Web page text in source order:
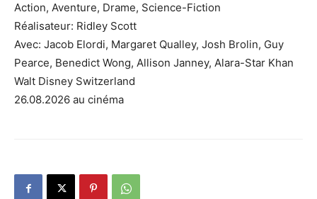
Action, Aventure, Drame, Science-Fiction
Réalisateur: Ridley Scott
Avec: Jacob Elordi, Margaret Qualley, Josh Brolin, Guy
Pearce, Benedict Wong, Allison Janney, Alara-Star Khan
Walt Disney Switzerland
26.08.2026 au cinéma